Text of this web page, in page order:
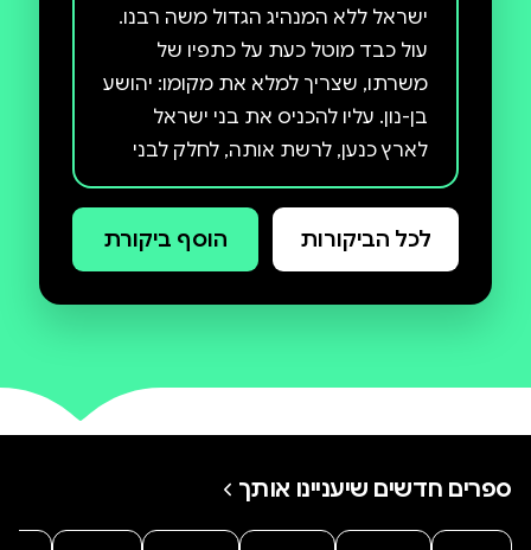
ישראל ללא המנהיג הגדול משה רבנו.
עול כבד מוטל כעת על כתפיו של
משרתו, שצריך למלא את מקומו: יהושע
בן-נון. עליו להכניס את בני ישראל
לארץ כנען, לרשת אותה, לחלק לבני
ישראל את כל הנחלות ולהנהיג את
העם על פי חוקי התורה. הוא לא מרגיש
שהוא מסוגל לעמוד בכל המשימות
ראו את יציאת מצרים, ומעולם לא חיו
הארץ המובטחת, והראש שלהם מלא
לכל הביקורות הוסף ביקורת
ספרים חדשים שיעניינו אותך